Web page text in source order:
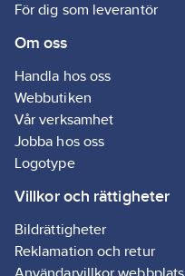
För dig som leverantör
Om oss
Handla hos oss
Webbutiken
Vår verksamhet
Jobba hos oss
Logotype
Villkor och rättigheter
Bildrättigheter
Reklamation och retur